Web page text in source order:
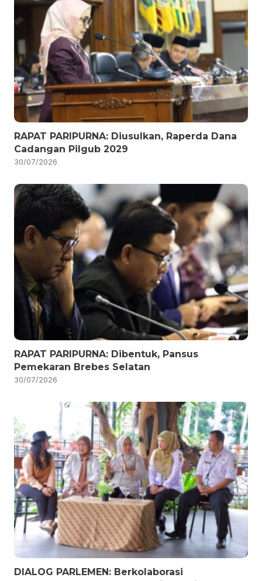
RAPAT PARIPURNA: Diusulkan, Raperda Dana
Cadangan Pilgub 2029
30/07/2026
RAPAT PARIPURNA: Dibentuk, Pansus
Pemekaran Brebes Selatan
30/07/2026
DIALOG PARLEMEN: Berkolaborasi